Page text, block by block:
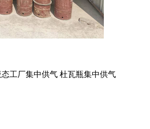
工厂集中供气 杜瓦瓶集中供气